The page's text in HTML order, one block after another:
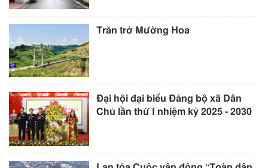
Trăn trở Mường Hoa
Đại hội đại biểu Đảng bộ xã Dân
Chủ lần thứ I nhiệm kỳ 2025 - 2030